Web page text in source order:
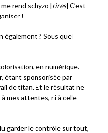
me rend schyzo [rires] C’est
!
également ? Sous quel
en numérique.
étant sponsorisée par
de titan. Et le résultat ne
mes attentes, ni à celle
garder le contrôle sur tout,